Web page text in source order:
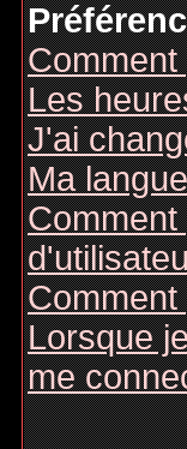
Les
J'ai
Ma
Lorsque
me